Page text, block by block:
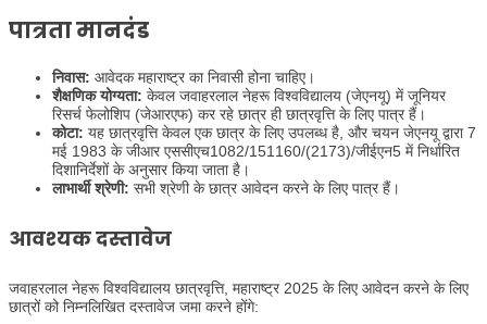
पात्रता मानदंड
निवास: आवेदक महाराष्ट्र का निवासी होना चाहिए।
शैक्षणिक योग्यता: केवल जवाहरलाल नेहरू विश्वविद्यालय (जेएनयू) में जूनियर
रिसर्च फेलोशिप (जेआरएफ) कर रहे छात्र ही छात्रवृत्ति के लिए पात्र हैं।
कोटा: यह छात्रवृत्ति केवल एक छात्र के लिए उपलब्ध है, और चयन जेएनयू द्वारा 7
मई 1983 के जीआर एससीएच1082/151160/(2173)/जीईएन5 में निर्धारित
दिशानिर्देशों के अनुसार किया जाता है।
लाभार्थी श्रेणी: सभी श्रेणी के छात्र आवेदन करने के लिए पात्र हैं।
आवश्यक दस्तावेज
जवाहरलाल नेहरू विश्वविद्यालय छात्रवृत्ति, महाराष्ट्र 2025 के लिए आवेदन करने के लिए
छात्रों को निम्नलिखित दस्तावेज जमा करने होंगे: